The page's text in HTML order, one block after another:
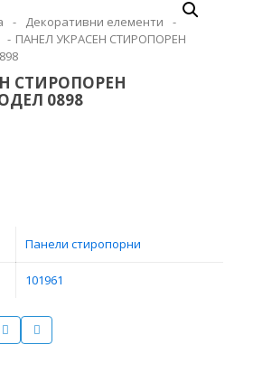
- Декоративни елементи
-
- ПАНЕЛ УКРАСЕН СТИРОПОРЕН
СТИРОПОРЕН
0898
Панели стиропорни
101961